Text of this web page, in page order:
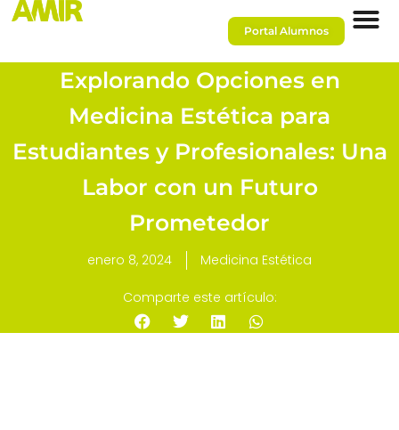
Portal Alumnos
Explorando Opciones en
Medicina Estética para
Estudiantes y Profesionales: Una
Labor con un Futuro
Prometedor
enero 8, 2024 Medicina Estética
Comparte este artículo: